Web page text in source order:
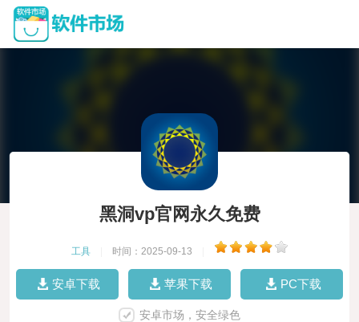
黑洞vp官网永久免费
工具 时间：2025-09-13
安卓下载 苹果下载 PC下载
安卓市场，安全绿色